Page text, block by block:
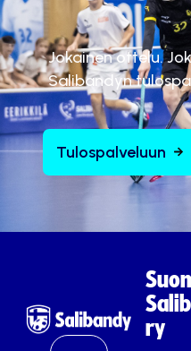
t
ä
.
Hyväksy
Jokainen ottelu.
Salibandyn
Tulospalveluun
ry